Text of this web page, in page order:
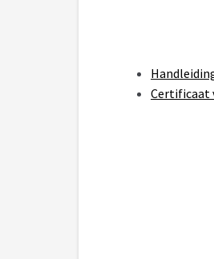
Certificaat